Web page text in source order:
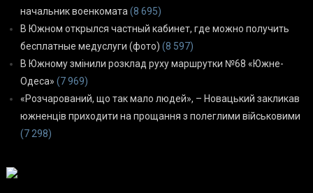
начальник военкомата (8 695)
В Южном открылся частный кабинет, где можно получить
бесплатные медуслуги (фото) (8 597)
В Южному змінили розклад руху маршрутки №68 «Южне-
Одеса» (7 969)
«Розчарований, що так мало людей», – Новацький закликав
южненців приходити на прощання з полеглими військовими
(7 298)